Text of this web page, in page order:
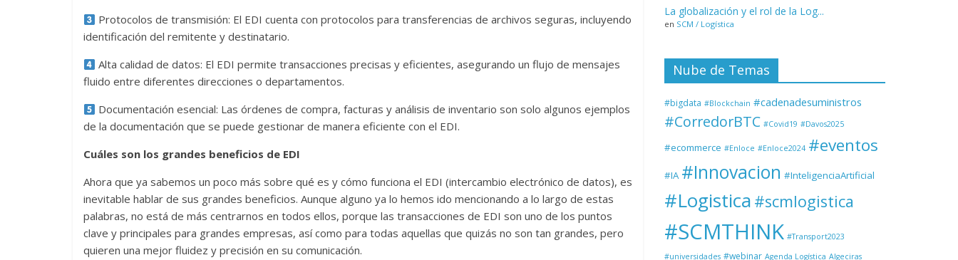
Protocolos de transmisión: El EDI cuenta con protocolos para transferencias de archivos seguras, incluyendo
identificación del remitente y destinatario.
Alta calidad de datos: El EDI permite transacciones precisas y eficientes, asegurando un flujo de mensajes
fluido entre diferentes direcciones o departamentos.
Documentación esencial: Las órdenes de compra, facturas y análisis de inventario son solo algunos ejemplos
de la documentación que se puede gestionar de manera eficiente con el EDI.
Cuáles son los grandes beneficios de EDI
Ahora que ya sabemos un poco más sobre qué es y cómo funciona el EDI (intercambio electrónico de datos), es
inevitable hablar de sus grandes beneficios. Aunque alguno ya lo hemos ido mencionando a lo largo de estas
palabras, no está de más centrarnos en todos ellos, porque las transacciones de EDI son uno de los puntos
clave y principales para grandes empresas, así como para todas aquellas que quizás no son tan grandes, pero
quieren una mejor fluidez y precisión en su comunicación.
La globalización y el rol de la Log...
en SCM / Logística
Nube de Temas
#bigdata #Blockchain #cadenadesuministros
#CorredorBTC #Covid19 #Davos2025
#ecommerce #Enloce #Enloce2024 #eventos
#IA #Innovacion #InteligenciaArtificial
#Logistica #scmlogistica
#SCMTHINK #Transport2023
#universidades #webinar Agenda Logística Algeciras